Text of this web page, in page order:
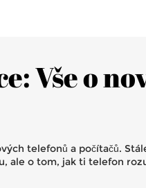
Vše o
telefonů a počítačů.
ale o tom, jak ti telefon